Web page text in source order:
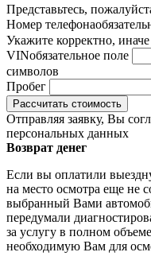
Представьтесь,
Номер телефона
Укажите корректно,
VINобязательное поле
символов
Пробег
Отправляя заявку, Вы
персональных данных
Возврат денег
Если вы оплатили
на место осмотра еще не
выбранный Вами
передумали
за услугу в полном
необходимую Вам для